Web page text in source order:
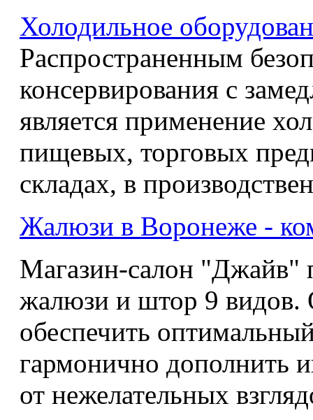
Холодильное
Распространенным
консервирования с
является применение
пищевых, торговых
складах, в
Жалюзи в Воронеже -
Магазин-салон "Джайв"
жалюзи и штор 9 видов.
обеспечить
гармонично дополнить
от нежелательных